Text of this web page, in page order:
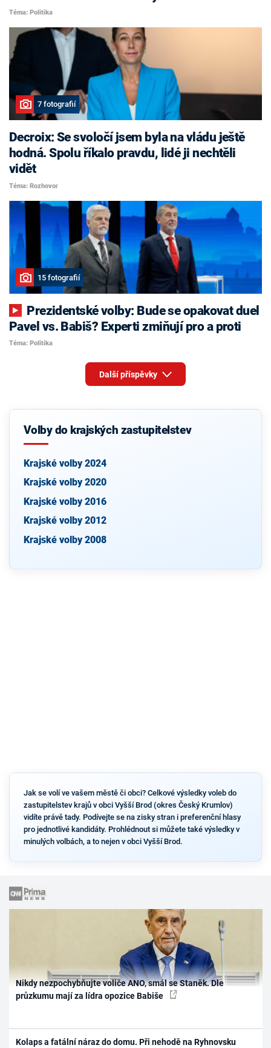
Téma: Politika
7 fotografií
Decroix: Se svoločí jsem byla na vládu ještě
hodná. Spolu říkalo pravdu, lidé ji nechtěli
vidět
Téma: Rozhovor
15 fotografií
Pavel vs. Babiš? Experti zmiňují pro a proti
Téma: Politika
Další příspěvky
Volby do krajských zastupitelstev
Krajské volby 2024
Krajské volby 2020
Krajské volby 2016
Krajské volby 2012
Krajské volby 2008
Jak se volí ve vašem městě či obci? Celkové výsledky voleb do
zastupitelstev krajů v obci Vyšší Brod (okres Český Krumlov)
vidíte právě tady. Podívejte se na zisky stran i preferenční hlasy
pro jednotlivé kandidáty. Prohlédnout si můžete také výsledky v
minulých volbách, a to nejen v obci Vyšší Brod.
Nikdy nezpochybňujte voliče ANO, smál se Staněk. Dle
průzkumu mají za lídra opozice Babiše
Kolaps a fatální náraz do domu. Při nehodě na Ryhnovsku